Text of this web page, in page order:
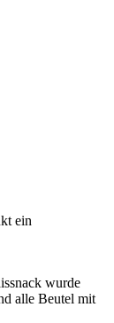
ein
wurde
alle Beutel mit